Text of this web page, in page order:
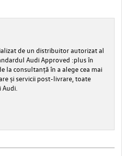
de un distribuitor autorizat al
Audi Approved :plus în
la consultanță în a alege cea mai
și servicii post-livrare, toate